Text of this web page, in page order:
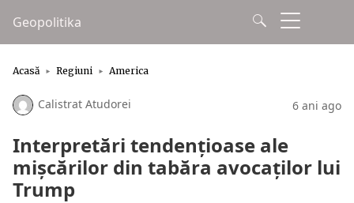
Geopolitika
Acasă Regiuni America
Calistrat Atudorei 6 ani ago
Interpretări tendențioase ale
mișcărilor din tabăra avocaților lui
Trump